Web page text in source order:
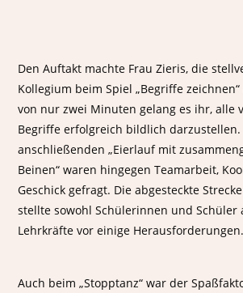
Den Auftakt machte Frau Zieris, die
Kollegium beim Spiel „Begriffe
von nur zwei Minuten gelang es ihr, alle
Begriffe erfolgreich bildlich darzustellen.
anschließenden „Eierlauf mit
Beinen“ waren hingegen Teamarbeit,
Geschick gefragt. Die abgesteckte
stellte sowohl Schülerinnen und Schüler
Lehrkräfte vor einige Herausforderungen.
Auch beim „Stopptanz“ war der